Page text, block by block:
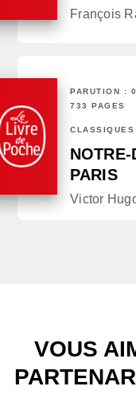
François
PARUTION :
733 PAGES
CLASSIQUES
PARIS
Victor
VOUS